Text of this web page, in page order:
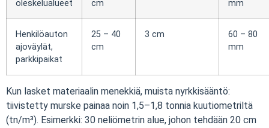
oleskelualueet
cm
mm
Henkilöauton
ajoväylät,
parkkipaikat
25 – 40
cm
3 cm
60 – 80
mm
Kun lasket materiaalin menekkiä, muista nyrkkisääntö:
tiivistetty murske painaa noin 1,5–1,8 tonnia kuutiometriltä
(tn/m³). Esimerkki: 30 neliömetrin alue, johon tehdään 20 cm